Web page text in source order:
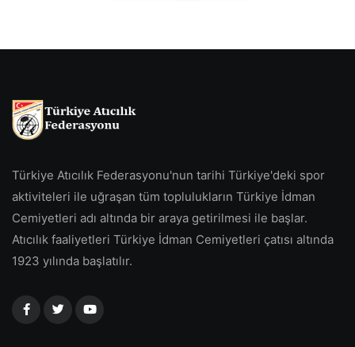
Türkiye Atıcılık Federasyonu'nun tarihi Türkiye'deki spor
aktiviteleri ile uğraşan tüm toplulukların Türkiye İdman
Cemiyetleri adı altında bir araya getirilmesi ile başlar.
Atıcılık faaliyetleri Türkiye İdman Cemiyetleri çatısı altında
1923 yılında başlatılır.